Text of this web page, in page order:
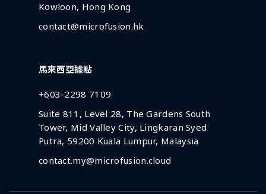
Kowloon, Hong Kong
contact@microfusion.hk
馬來西亞據點
+603-2298 7109
Suite 811, Level 28, The Gardens South
Tower, Mid Valley City, Lingkaran Syed
Putra, 59200 Kuala Lumpur, Malaysia
contact.my@microfusion.cloud